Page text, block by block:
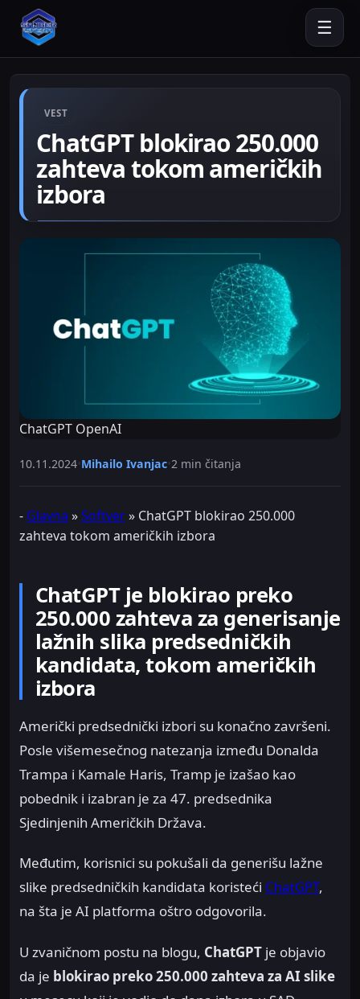
☰
VEST
ChatGPT blokirao 250.000
zahteva tokom američkih
izbora
ChatGPT OpenAI
10.11.2024 Mihailo Ivanjac 2 min čitanja
- Glavna »Softver» ChatGPT blokirao 250.000
zahteva tokom američkih izbora
ChatGPT je blokirao preko
250.000 zahteva za generisanje
lažnih slika predsedničkih
kandidata, tokom američkih
izbora
Američki predsednički izbori su konačno završeni.
Posle višemesečnog natezanja između Donalda
Trampa i Kamale Haris, Tramp je izašao kao
pobednik i izabran je za 47. predsednika
Sjedinjenih Američkih Država.
Međutim, korisnici su pokušali da generišu lažne
slike predsedničkih kandidata koristeći ChatGPT,
na šta je AI platforma oštro odgovorila.
U zvaničnom postu na blogu, ChatGPT je objavio
da je blokirao preko 250.000 zahteva za AI slike